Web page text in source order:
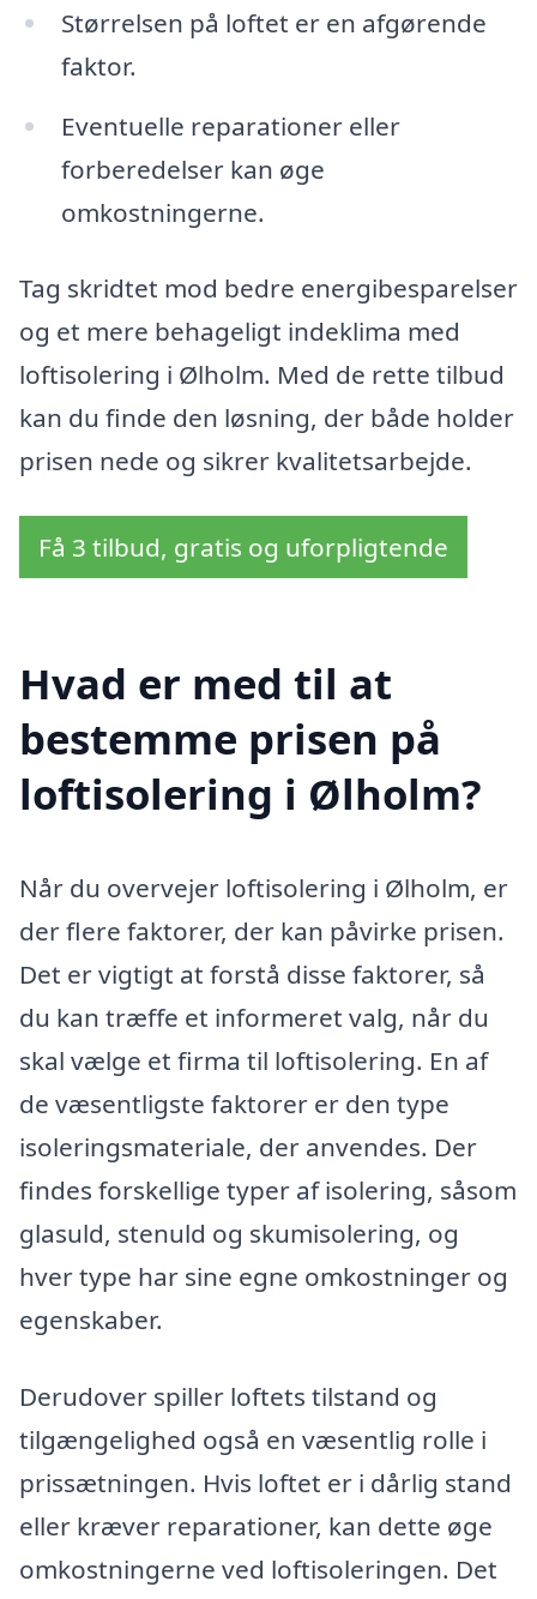
Størrelsen på loftet er en afgørende
faktor.
Eventuelle reparationer eller
forberedelser kan øge
omkostningerne.
Tag skridtet mod bedre energibesparelser
og et mere behageligt indeklima med
loftisolering i Ølholm. Med de rette tilbud
kan du finde den løsning, der både holder
prisen nede og sikrer kvalitetsarbejde.
Få 3 tilbud, gratis og uforpligtende
Hvad er med til at
bestemme prisen på
loftisolering i Ølholm?
Når du overvejer loftisolering i Ølholm, er
der flere faktorer, der kan påvirke prisen.
Det er vigtigt at forstå disse faktorer, så
du kan træffe et informeret valg, når du
skal vælge et firma til loftisolering. En af
de væsentligste faktorer er den type
isoleringsmateriale, der anvendes. Der
findes forskellige typer af isolering, såsom
glasuld, stenuld og skumisolering, og
hver type har sine egne omkostninger og
egenskaber.
Derudover spiller loftets tilstand og
tilgængelighed også en væsentlig rolle i
prissætningen. Hvis loftet er i dårlig stand
eller kræver reparationer, kan dette øge
omkostningerne ved loftisoleringen. Det